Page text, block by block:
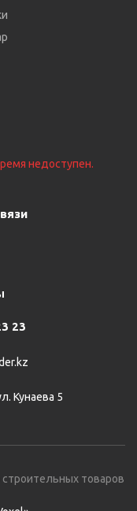
недоступен.
23
Кунаева 5
товаров